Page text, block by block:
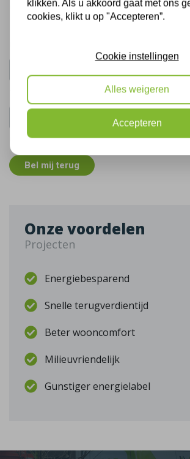
Gratis, vrijblijvend advies
De gegevens die u hier verstrekt vallen onder ons
Bel mij terug
Onze voordelen
Projecten
Energiebesparend
Snelle terugverdientijd
Beter wooncomfort
Milieuvriendelijk
Gunstiger energielabel
klikken. Als u akkoord gaat met ons
cookies, klikt u op "Accepteren”.
Cookie instellingen
Alles weigeren
Accepteren